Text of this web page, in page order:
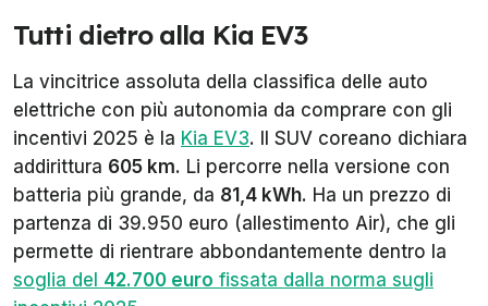
Tutti dietro alla Kia EV3
La vincitrice assoluta della classifica delle auto
elettriche con più autonomia da comprare con gli
incentivi 2025 è la Kia EV3. Il SUV coreano dichiara
addirittura 605 km. Li percorre nella versione con
batteria più grande, da 81,4 kWh. Ha un prezzo di
partenza di 39.950 euro (allestimento Air), che gli
permette di rientrare abbondantemente dentro la
soglia del 42.700 euro fissata dalla norma sugli